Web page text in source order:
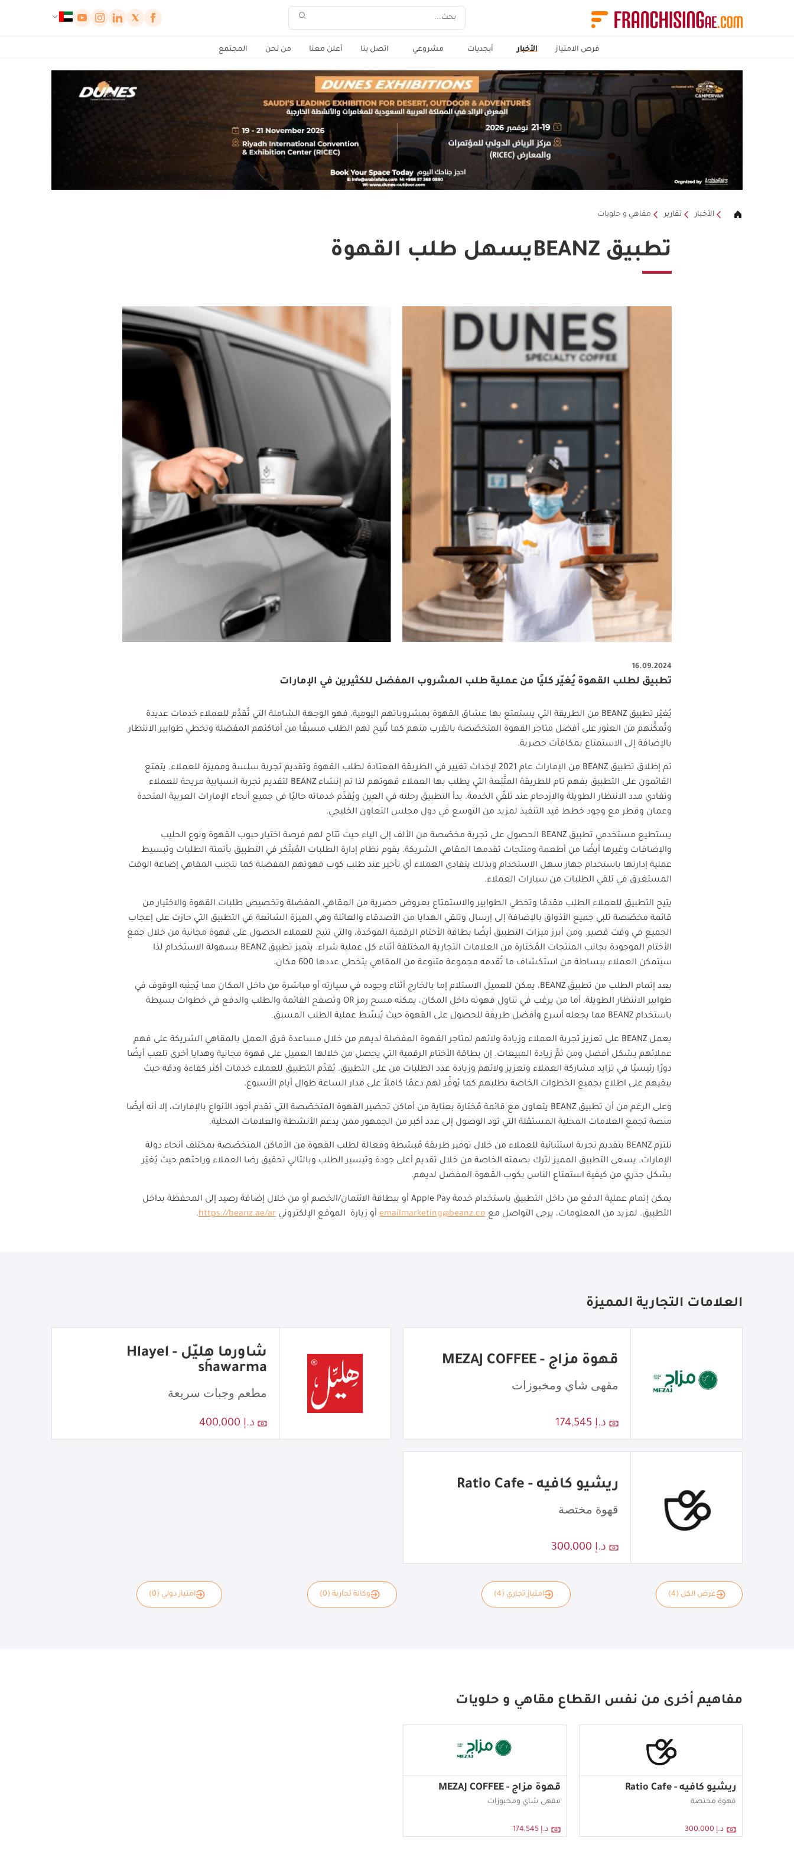
فرص الامتياز الأخبار أبجديات مشروعي اتصل بنا أعلن معنا من نحن المجتمع
الأخبار تقارير مقاهي و حلويات
تطبيق BEANZيسهل طلب القهوة
16.09.2024
تطبيق لطلب القهوة يُغيّر كليًا من عملية طلب المشروب المفضل للكثيرين في الإمارات
يُغيّر تطبيق
من الطريقة التي يستمتع بها عشاق القهوة بمشروباتهم اليومية، فهو الوجهة الشاملة التي تُقدِّم للعملاء خدمات عديدة
وتُمكِّنهم من العثور على أفضل متاجر القهوة المتخصّصة بالقرب منهم كما تُتيح لهم الطلب مسبقًا من أماكنهم المفضلة وتخطي طوابير الانتظار
بالإضافة إلى الاستمتاع بمكافآت حصرية.
تم إطلاق تطبيق BEANZ
من الإمارات عام 2021 لإحداث تغيير في الطريقة المعتادة لطلب القهوة وتقديم تجربة سلسة ومميزة للعملاء. يتمتع
القائمون على التطبيق بفهم تام للطريقة المتَّبَعة التي يطلب بها العملاء قهوتهم لذا تم إنشاء
لتقديم تجربة انسيابية مريحة للعملاء
وتفادي مدد الانتظار الطويلة والازدحام عند تلقّي الخدمة. بدأ التطبيق رحلته في العين ويُقدِّم خدماته حاليًا في جميع أنحاء الإمارات العربية المتحدة
وعمان وقطر مع وجود خطط قيد التنفيذ لمزيد من التوسع في دول مجلس التعاون الخليجي.
يستطيع مستخدمي تطبيق BEANZ الحصول على تجربة مخصّصة من الألف إلى الياء حيت تتاح لهم فرصة اختيار حبوب القهوة ونوع الحليب
والإضافات وغيرها أيضًا من أطعمة ومنتجات تقدمها المقاهي الشريكة. يقوم نظام إدارة الطلبات المُبتَكر في التطبيق بأتمتة الطلبات وتبسيط
عملية إدارتها باستخدام جهاز سهل الاستخدام وبذلك يتفادى العملاء أي تأخير عند طلب كوب قهوتهم المفضلة كما تتجنب المقاهي إضاعة الوقت
المستغرق في تلقي الطلبات من سيارات العملاء.
يتيح التطبيق للعملاء الطلب مقدمًا وتخطي الطوابير والاستمتاع بعروض حصرية من المقاهي المفضلة وتخصيص طلبات القهوة والاختيار من
قائمة مخصّصة تلبي جميع الأذواق بالإضافة إلى إرسال وتلقي الهدايا من الأصدقاء والعائلة وهي الميزة الشائعة في التطبيق التي حازت على إعجاب
الجميع في وقت قصير. ومن أبرز ميزات التطبيق أيضًا بطاقة الأختام الرقمية الموحّدة، والتي تتيح للعملاء الحصول على قهوة مجانية من خلال جمع
الأختام الموجودة بجانب المنتجات المُختارة من العلامات التجارية المختلفة أثناء كل عملية شراء. يتميز تطبيق BEANZ بسهولة الاستخدام لذا
سيتمكن العملاء ببساطة من استكشاف ما تُقدمه مجموعة متنوعة من المقاهي يتخطى عددها 600 مكان.
بعد إتمام الطلب من تطبيق BEANZ، يمكن للعميل الاستلام إما بالخارج أثناء وجوده في سيارته أو مباشرة من داخل المكان مما يُجنبه الوقوف في
طوابير الانتظار الطويلة. أما من يرغب في تناول قهوته داخل المكان، يمكنه مسح رمزOR وتصفح القائمة والطلب والدفع في خطوات بسيطة
باستخدام BEANZ مما يجعله أسرع وأفضل طريقة للحصول على القهوة حيث يُبسِّط عملية الطلب المسبق.
يعمل BEANZ على تعزيز تجربة العملاء وزيادة ولائهم لمتاجر القهوة المفضلة لديهم من خلال مساعدة فرق العمل بالمقاهي الشريكة على فهم
عملائهم بشكل أفضل ومن ثمَّ زيادة المبيعات. إن بطاقة الأختام الرقمية التي يحصل من خلالها العميل على قهوة مجانية وهدايا أخرى تلعب أيضًا
دورًا رئيسيًا في تزايد مشاركة العملاء وتعزيز ولائهم وزيادة عدد الطلبات من على التطبيق. يُقدِّم التطبيق للعملاء خدمات أكثر كفاءة ودقة حيث
يبقيهم على اطلاع بجميع الخطوات الخاصة بطلبهم كما يُوفِّر لهم دعمًا كاملاً على مدار الساعة طوال أيام الأسبوع.
وعلى الرغم من أن تطبيق
يتعاون مع قائمة مُختارة بعناية من أماكن تحضير القهوة المتخصّصة التي تقدم أجود الأنواع بالإمارات، إلا أنه أيضًا
منصة تجمع العلامات المحلية المستقلة التي تود الوصول إلى عدد أكبر من الجمهور ممن يدعم الأنشطة والعلامات المحلية.
تلتزم
بتقديم تجربة استثنائية للعملاء من خلال توفير طريقة مُبسّطة وفعالة لطلب القهوة من الأماكن المتخصّصة بمختلف أنحاء دولة
الإمارات. يسعى التطبيق المميز لترك بصمته الخاصة من خلال تقديم أعلى جودة وتيسير الطلب وبالتالي تحقيق رضا العملاء وراحتهم حيث يُغيّر
بشكل جذري من كيفية استمتاع الناس بكوب القهوة المفضل لديهم.
يمكن إتمام عملية الدفع من داخل التطبيق باستخدام خدمة Apple Pay أو ببطاقة الائتمان/الخصم أو من خلال إضافة رصيد إلى المحفظة بداخل
التطبيق. لمزيد من المعلومات، يرجى التواصل مع emailmarketing@beanz.co أو زيارة الموقع الإلكتروني https://beanz.ae/ar
.
العلامات التجارية المميزة
قهوة مزاج - MEZAJ COFFEE
مقهى شاي ومخبوزات
د.إ 174,545
شاورما هِليّل - Hlayel
shawarma
مطعم وجبات سريعة
د.إ 400,000
ريشيو كافيه - Ratio Cafe
قهوة مختصة
د.إ 300,000
عرض الكل (4) امتياز تجاري (4) وكالة تجارية (0) امتياز دولي (0)
مفاهيم أخرى من نفس القطاع مقاهي و حلويات
ريشيو كافيه - Ratio Cafe
قهوة مختصة
د.إ 300,000
قهوة مزاج - MEZAJ COFFEE
مقهى شاي ومخبوزات
د.إ 174,545
لوحة إدارة ملفات تعريف الارتباط